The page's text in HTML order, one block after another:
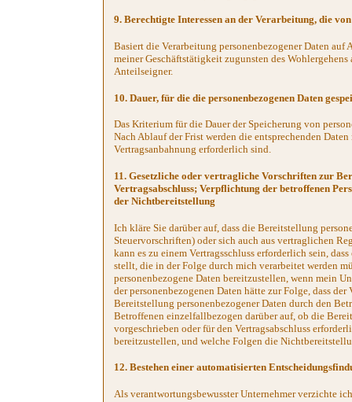
9. Berechtigte Interessen an der Verarbeitung, die
Basiert die Verarbeitung personenbezogener Daten
meiner Geschäftstätigkeit zugunsten des
Anteilseigner.
10. Dauer, für die die personenbezogenen Daten
Das Kriterium für die Dauer der Speicherung von
Nach Ablauf der Frist werden die entsprechenden
Vertragsanbahnung erforderlich sind.
11. Gesetzliche oder vertragliche Vorschriften zur
Vertragsabschluss; Verpflichtung der betroffenen
der Nichtbereitstellung
Ich kläre Sie darüber auf, dass die Bereitstellung
Steuervorschriften) oder sich auch aus vertraglichen
kann es zu einem Vertragsschluss erforderlich sein,
stellt, die in der Folge durch mich verarbeitet werden
personenbezogene Daten bereitzustellen, wenn mein
der personenbezogenen Daten hätte zur Folge, dass
Bereitstellung personenbezogener Daten durch den
Betroffenen einzelfallbezogen darüber auf, ob die
vorgeschrieben oder für den Vertragsabschluss
bereitzustellen, und welche Folgen die
12. Bestehen einer automatisierten
Als verantwortungsbewusster Unternehmer verzichte